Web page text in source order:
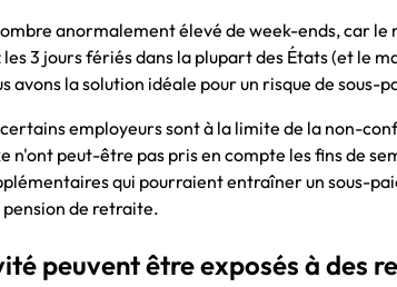
anormalement élevé de week-ends, car le
3 jours fériés dans la plupart des États (et le
avons la solution idéale pour un risque de sous-
employeurs sont à la limite de la non-
n'ont peut-être pas pris en compte les fins de
qui pourraient entraîner un sous-
pension de retraite.
peuvent être exposés à des